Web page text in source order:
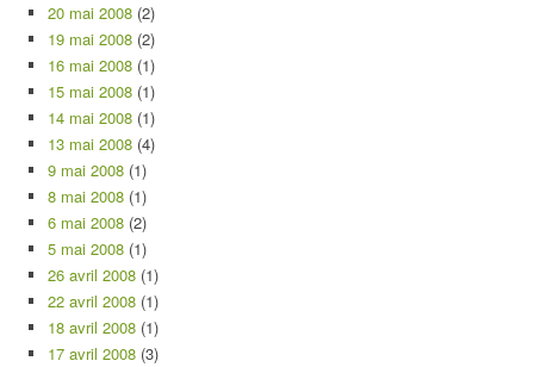
20 mai 2008 (2)
19 mai 2008 (2)
16 mai 2008 (1)
15 mai 2008 (1)
14 mai 2008 (1)
13 mai 2008 (4)
9 mai 2008 (1)
8 mai 2008 (1)
6 mai 2008 (2)
5 mai 2008 (1)
26 avril 2008 (1)
22 avril 2008 (1)
18 avril 2008 (1)
17 avril 2008 (3)